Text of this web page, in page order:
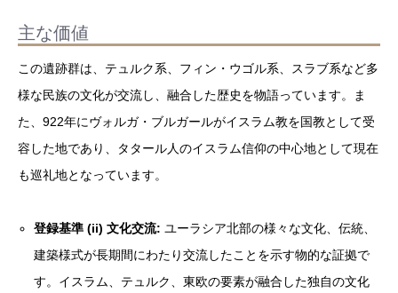
主な価値
この遺跡群は、テュルク系、フィン・ウゴル系、スラブ系など多
様な民族の文化が交流し、融合した歴史を物語っています。ま
た、922年にヴォルガ・ブルガールがイスラム教を国教として受
容した地であり、タタール人のイスラム信仰の中心地として現在
も巡礼地となっています。
登録基準 (ii) 文化交流: ユーラシア北部の様々な文化、伝統、
建築様式が長期間にわたり交流したことを示す物的な証拠で
す。イスラム、テュルク、東欧の要素が融合した独自の文化